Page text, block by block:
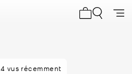
4 vus récemment